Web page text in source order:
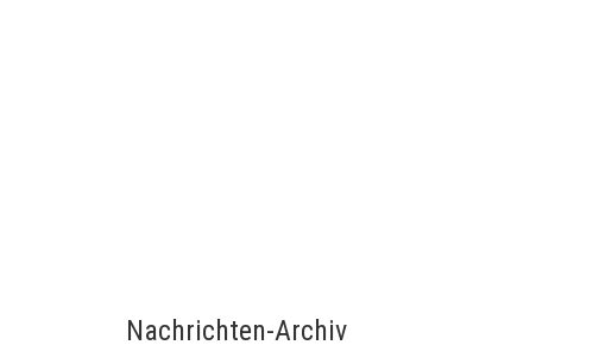
Nachrichten-Archiv